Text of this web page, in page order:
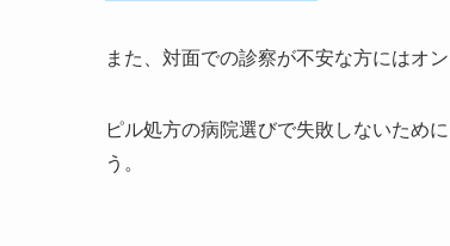
また、対面での診察が不安な方にはオ
ピル処方の病院選びで失敗しないため
う。